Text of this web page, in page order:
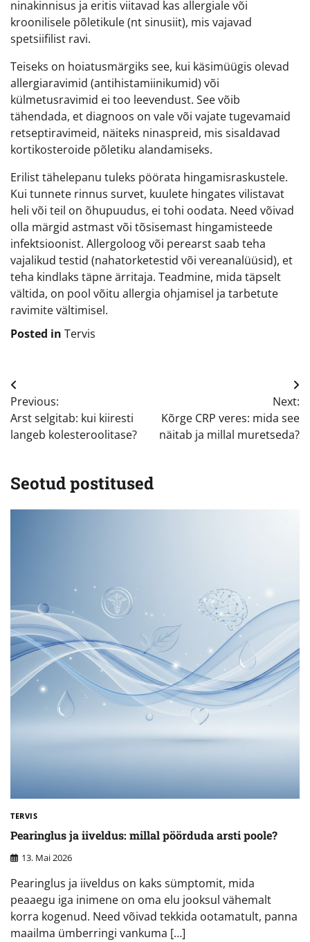
ninakinnisus ja eritis viitavad kas allergiale või
kroonilisele põletikule (nt sinusiit), mis vajavad
spetsiifilist ravi.
Teiseks on hoiatusmärgiks see, kui käsimüügis olevad
allergiaravimid (antihistamiinikumid) või
külmetusravimid ei too leevendust. See võib
tähendada, et diagnoos on vale või vajate tugevamaid
retseptiravimeid, näiteks ninaspreid, mis sisaldavad
kortikosteroide põletiku alandamiseks.
Erilist tähelepanu tuleks pöörata hingamisraskustele.
Kui tunnete rinnus survet, kuulete hingates vilistavat
heli või teil on õhupuudus, ei tohi oodata. Need võivad
olla märgid astmast või tõsisemast hingamisteede
infektsioonist. Allergoloog või perearst saab teha
vajalikud testid (nahatorketestid või vereanalüüsid), et
teha kindlaks täpne ärritaja. Teadmine, mida täpselt
vältida, on pool võitu allergia ohjamisel ja tarbetute
ravimite vältimisel.
Posted in Tervis
Navigeerimine
Previous:
Arst selgitab: kui kiiresti
langeb kolesteroolitase?
Next:
Kõrge CRP veres: mida see
näitab ja millal muretseda?
Seotud postitused
TERVIS
Pearinglus ja iiveldus: millal pöörduda arsti poole?
13. Mai 2026
Pearinglus ja iiveldus on kaks sümptomit, mida
peaaegu iga inimene on oma elu jooksul vähemalt
korra kogenud. Need võivad tekkida ootamatult, panna
maailma ümberringi vankuma […]